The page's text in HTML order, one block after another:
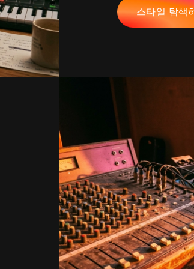
스타일 탐색